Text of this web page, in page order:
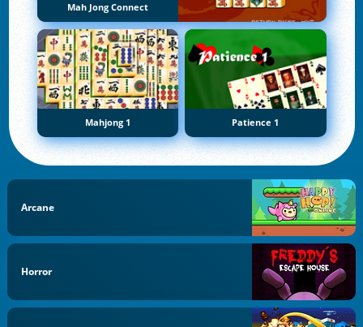
Mah Jong Connect
Mahjong 1 Patience 1
Arcane
Horror